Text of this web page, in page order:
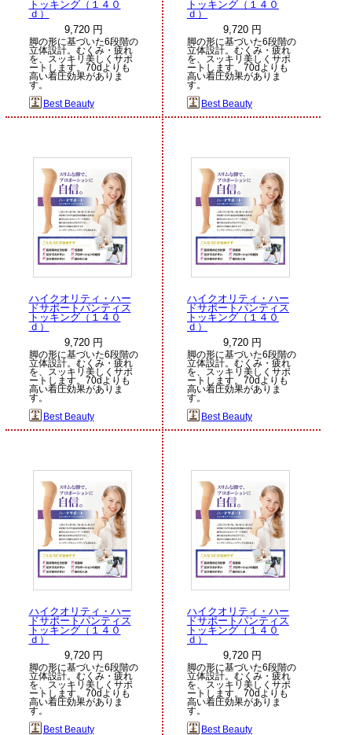
トッキング（１４０
ｄ）
9,720 円
脚の形に基づいた6段階の
立体設計。むくみ・疲れ
を、スッキリ美しくサポ
ートします。70dよりも
高い着圧効果がありま
す。
Best Beauty
トッキング（１４０
ｄ）
9,720 円
脚の形に基づいた6段階の
立体設計。むくみ・疲れ
を、スッキリ美しくサポ
ートします。70dよりも
高い着圧効果がありま
す。
Best Beauty
ハイクオリティ・ハー
ドサポートパンティス
トッキング（１４０
ｄ）
9,720 円
脚の形に基づいた6段階の
立体設計。むくみ・疲れ
を、スッキリ美しくサポ
ートします。70dよりも
高い着圧効果がありま
す。
Best Beauty
ハイクオリティ・ハー
ドサポートパンティス
トッキング（１４０
ｄ）
9,720 円
脚の形に基づいた6段階の
立体設計。むくみ・疲れ
を、スッキリ美しくサポ
ートします。70dよりも
高い着圧効果がありま
す。
Best Beauty
ハイクオリティ・ハー
ドサポートパンティス
トッキング（１４０
ｄ）
9,720 円
脚の形に基づいた6段階の
立体設計。むくみ・疲れ
を、スッキリ美しくサポ
ートします。70dよりも
高い着圧効果がありま
す。
Best Beauty
ハイクオリティ・ハー
ドサポートパンティス
トッキング（１４０
ｄ）
9,720 円
脚の形に基づいた6段階の
立体設計。むくみ・疲れ
を、スッキリ美しくサポ
ートします。70dよりも
高い着圧効果がありま
す。
Best Beauty